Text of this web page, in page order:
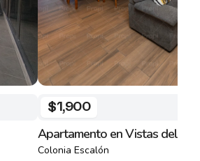
$1,900
Apartamento en Vistas del
Colonia Escalón